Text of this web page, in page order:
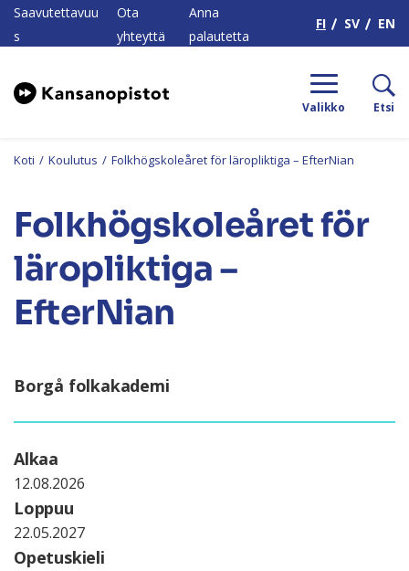
Saavutettavuu
s
Ota
yhteyttä
Anna
palautetta
FI SV EN
Valikko Etsi
Koti / Koulutus / Folkhögskoleåret för läropliktiga – EfterNian
Folkhögskoleåret för
läropliktiga –
EfterNian
Borgå folkakademi
Alkaa
12.08.2026
Loppuu
22.05.2027
Opetuskieli